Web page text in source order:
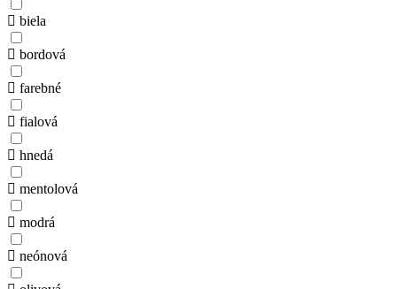
biela
bordová
farebné
fialová
hnedá
mentolová
modrá
neónová